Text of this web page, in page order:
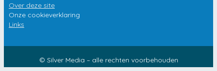
Over deze site
Onze cookieverklaring
Links
© Silver Media – alle rechten voorbehouden